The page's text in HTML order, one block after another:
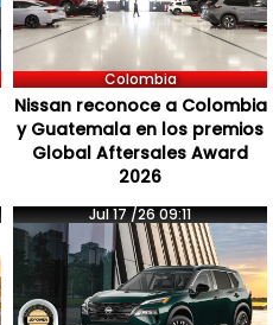
Colombia
Nissan reconoce a Colombia
y Guatemala en los premios
Global Aftersales Award
2026
Jul 17 /26 09:11